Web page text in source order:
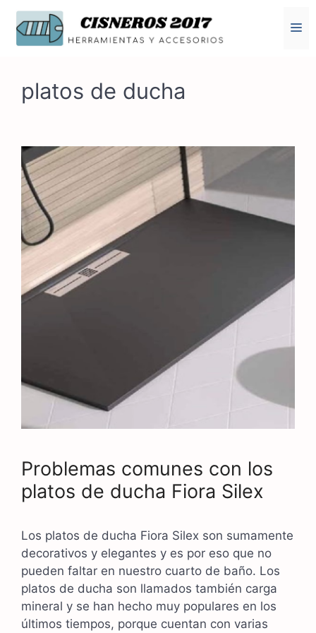
Saltar
contenido
platos de ducha
Problemas comunes con los
platos de ducha Fiora Silex
Los platos de ducha Fiora Silex son sumamente
decorativos y elegantes y es por eso que no
pueden faltar en nuestro cuarto de baño. Los
platos de ducha son llamados también carga
mineral y se han hecho muy populares en los
últimos tiempos, porque cuentan con varias